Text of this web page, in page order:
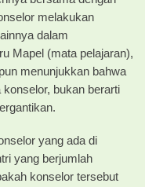
melakukan
dalam
Mapel (mata pelajaran),
menunjukkan bahwa
bukan berarti
yang ada di
yang berjumlah
konselor tersebut